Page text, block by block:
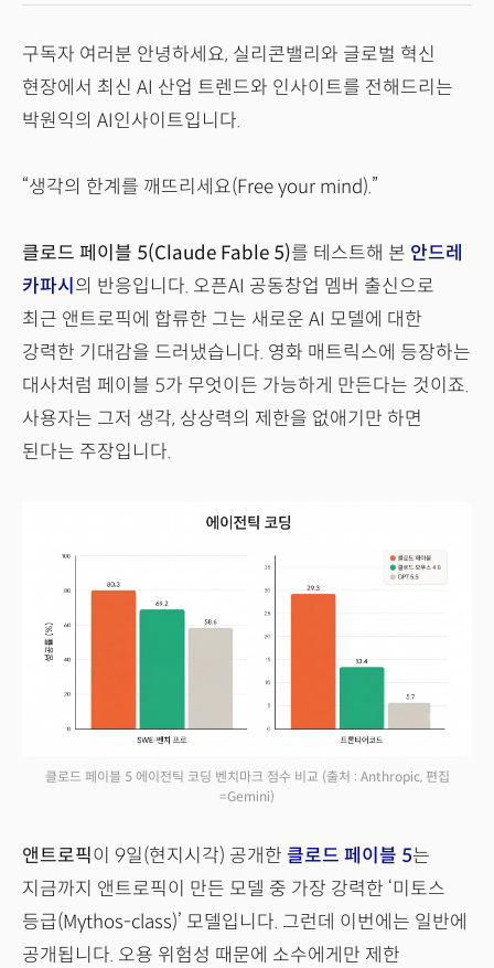
구독자 여러분 안녕하세요, 실리콘밸리와 글로벌 혁신
현장에서 최신 AI 산업 트렌드와 인사이트를 전해드리는
박원익의 AI인사이트입니다.
“생각의 한계를 깨뜨리세요(Free your mind).”
클로드 페이블 5(Claude Fable 5)를 테스트해 본 안드레
카파시 의 반응입니다. 오픈AI 공동창업 멤버 출신으로
최근 앤트로픽에 합류한 그는 새로운 AI 모델에 대한
강력한 기대감을 드러냈습니다. 영화 매트릭스에 등장하는
대사처럼 페이블 5가 무엇이든 가능하게 만든다는 것이죠.
사용자는 그저 생각, 상상력의 제한을 없애기만 하면
된다는 주장입니다.
클로드 페이블 5 에이전틱 코딩 벤치마크 점수 비교 (출처 : Anthropic, 편집
=Gemini)
앤트로픽이 9일(현지시각) 공개한 클로드 페이블 5는
지금까지 앤트로픽이 만든 모델 중 가장 강력한 ‘미토스
등급(Mythos-class)’ 모델입니다. 그런데 이번에는 일반에
공개됩니다. 오용 위험성 때문에 소수에게만 제한